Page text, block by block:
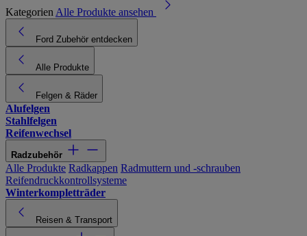
Kategorien Alle Produkte ansehen
Ford Zubehör entdecken
Alle Produkte
Felgen & Räder
Alufelgen
Stahlfelgen
Reifenwechsel
Radzubehör
Alle Produkte Radkappen Radmuttern und -schrauben
Reifendruckkontrollsysteme
Winterkompletträder
Reisen & Transport